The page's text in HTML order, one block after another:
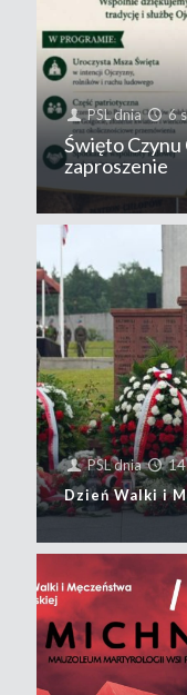
PSLdnia 6
Święto Czynu
zaproszenie
PSLdnia
Dzień Walki i